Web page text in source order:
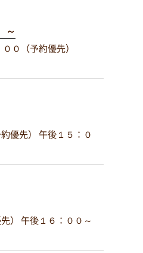
～
０（予約優先）
優先） 午後１５：０
） 午後１６：００～